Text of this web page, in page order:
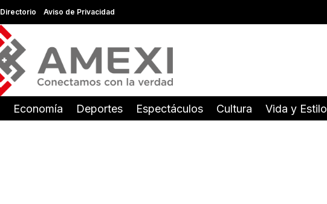
Directorio Aviso de Privacidad
Economía Deportes Espectáculos Cultura Vida y Estilo